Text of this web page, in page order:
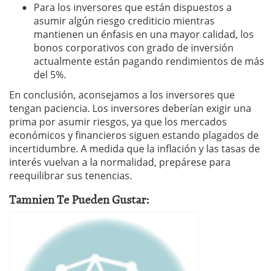
Para los inversores que están dispuestos a
asumir algún riesgo crediticio mientras
mantienen un énfasis en una mayor calidad, los
bonos corporativos con grado de inversión
actualmente están pagando rendimientos de más
del 5%.
En conclusión, aconsejamos a los inversores que
tengan paciencia. Los inversores deberían exigir una
prima por asumir riesgos, ya que los mercados
económicos y financieros siguen estando plagados de
incertidumbre. A medida que la inflación y las tasas de
interés vuelvan a la normalidad, prepárese para
reequilibrar sus tenencias.
Tamnien Te Pueden Gustar: